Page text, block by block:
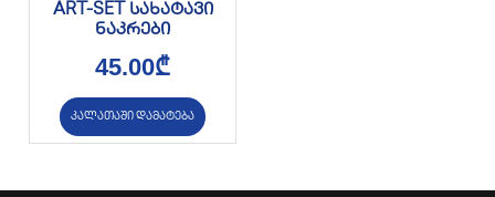
ART-SET სახატავი
ნაკრები
45.00₾
კალათაში დამატება